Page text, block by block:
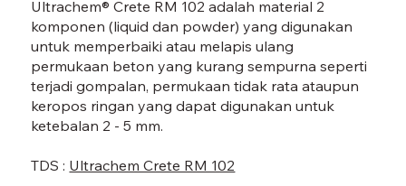
Ultrachem® Crete RM 102 adalah material 2
komponen (liquid dan powder) yang digunakan
untuk memperbaiki atau melapis ulang
permukaan beton yang kurang sempurna seperti
terjadi gompalan, permukaan tidak rata ataupun
keropos ringan yang dapat digunakan untuk
ketebalan 2 - 5 mm.
TDS : Ultrachem Crete RM 102